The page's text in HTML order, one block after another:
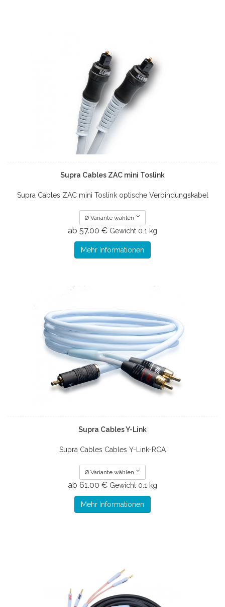
Supra Cables ZAC mini Toslink
Supra Cables ZAC mini Toslink optische Verbindungskabel
Ø Variante wählen
ab 57.00 € Gewicht 0.1 kg
Mehr Informationen
Supra Cables Y-Link
Supra Cables Cables Y-Link-RCA
Ø Variante wählen
ab 61.00 € Gewicht 0.1 kg
Mehr Informationen